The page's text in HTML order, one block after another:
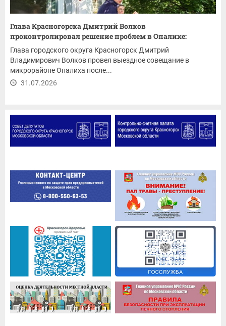
Глава Красногорска Дмитрий Волков
проконтролировал решение проблем в Опалихе:
ремонт...
Глава городского округа Красногорск Дмитрий
Владимирович Волков провел выездное совещание в
микрорайоне Опалиха после...
31.07.2026